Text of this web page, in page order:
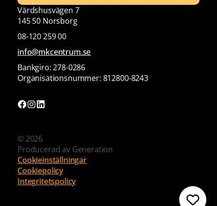
Värdshusvägen 7
145 50 Norsborg
08-120 259 00
info@mkcentrum.se
Bankgiro: 278-0286
Organisationsnummer: 812800-8243
© 2026
Producerad av Generation
Cookieinställningar
Cookiepolicy
Integritetspolicy